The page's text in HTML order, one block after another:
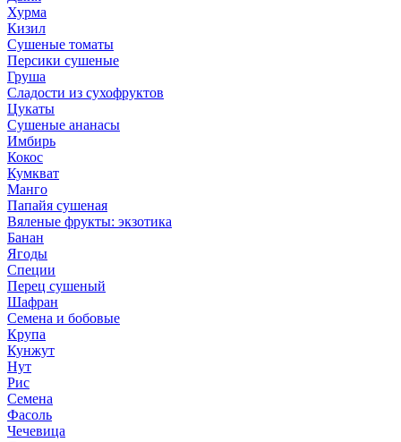
Хурма
Кизил
Сушеные томаты
Персики сушеные
Груша
Сладости из сухофруктов
Цукаты
Cушеные ананасы
Имбирь
Кокос
Кумкват
Манго
Папайя сушеная
Вяленые фрукты: экзотика
Банан
Ягоды
Специи
Перец сушеный
Шафран
Семена и бобовые
Крупа
Кунжут
Нут
Рис
Семена
Фасоль
Чечевица